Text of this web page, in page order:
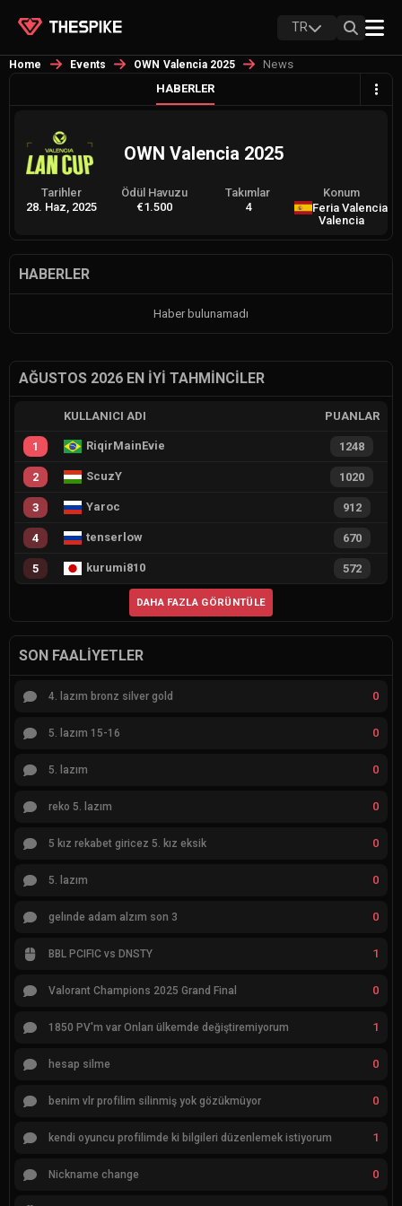
TR
Home Events OWN Valencia 2025
News
HABERLER
OWN Valencia 2025
Tarihler
28. Haz, 2025
Ödül Havuzu
€1.500
Takımlar
4
Konum
Feria Valencia
Valencia
HABERLER
Haber bulunamadı
AĞUSTOS 2026 EN İYI TAHMINCILER
KULLANICI ADI PUANLAR
1 RiqirMainEvie 1248
2 ScuzY 1020
3 Yaroc 912
4 tenserlow 670
5 kurumi810 572
DAHA FAZLA GÖRÜNTÜLE
SON FAALIYETLER
4. lazım bronz silver gold 0
5. lazım 15-16 0
5. lazım 0
reko 5. lazım 0
5 kız rekabet giricez 5. kız eksik 0
5. lazım 0
gelınde adam alzım son 3 0
BBL PCIFIC vs DNSTY 1
Valorant Champions 2025 Grand Final 0
1850 PV'm var Onları ülkemde değiştiremiyorum 1
hesap silme 0
benim vlr profilim silinmiş yok gözükmüyor 0
kendi oyuncu profilimde ki bilgileri düzenlemek istiyorum 1
Nickname change 0